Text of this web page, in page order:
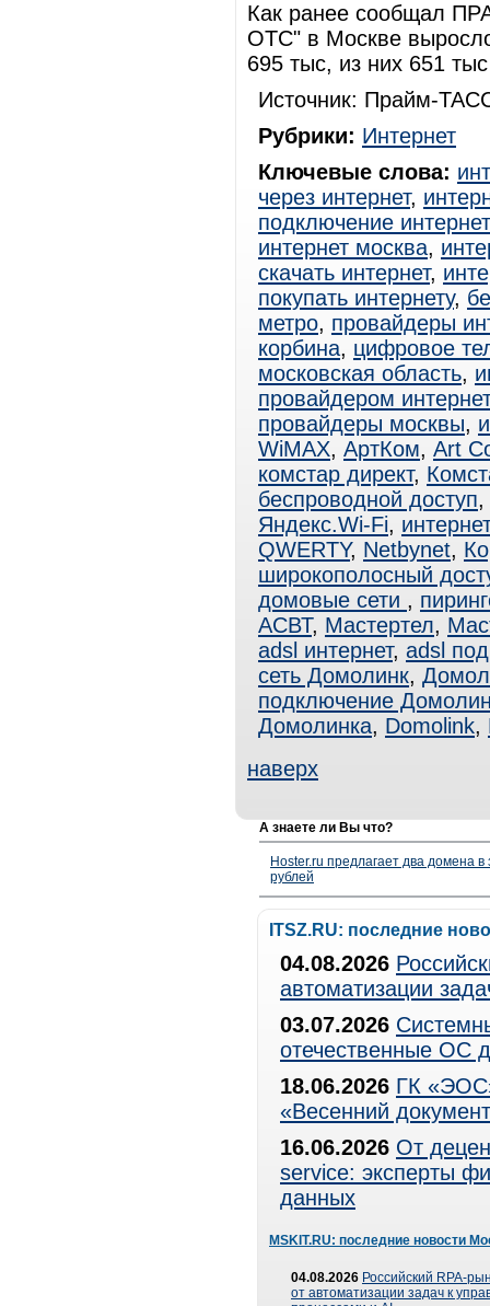
Как ранее сообщал
ОТС" в Москве
695 тыс, из них 651
Источник: Прайм-
Рубрики: Интернет
Ключевые слова:
через интернет,
подключение
интернет москва,
скачать интернет,
покупать интернету,
метро, провайдеры
корбина, цифровое
московская область,
провайдером
провайдеры москвы,
WiMAX, АртКом, Art
комстар директ,
беспроводной доступ,
Яндекс.Wi-Fi,
QWERTY, Netbynet,
широкополосный
домовые сети ,
АСВТ, Мастертел,
adsl интернет, adsl
сеть Домолинк,
подключение
Домолинка, Domolink,
наверх
А знаете ли Вы что?
Hoster.ru предлагает два домена
рублей
ITSZ.RU: последние
04.08.2026
автоматизации
03.07.2026
отечественные ОС
18.06.2026 ГК
«Весенний
16.06.2026 От
service: эксперты
данных
MSKIT.RU: последние новости
04.08.2026 Российский RPA-
от автоматизации задач к